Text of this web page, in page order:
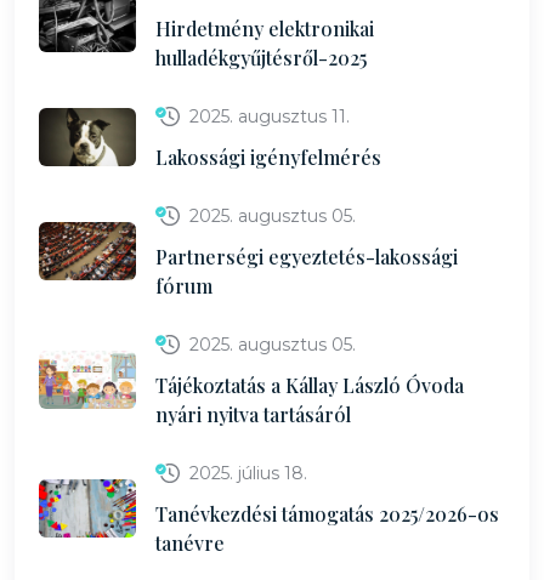
Hirdetmény elektronikai
hulladékgyűjtésről-2025
2025. augusztus 11.
Lakossági igényfelmérés
2025. augusztus 05.
Partnerségi egyeztetés-lakossági
fórum
2025. augusztus 05.
Tájékoztatás a Kállay László Óvoda
nyári nyitva tartásáról
2025. július 18.
Tanévkezdési támogatás 2025/2026-os
tanévre